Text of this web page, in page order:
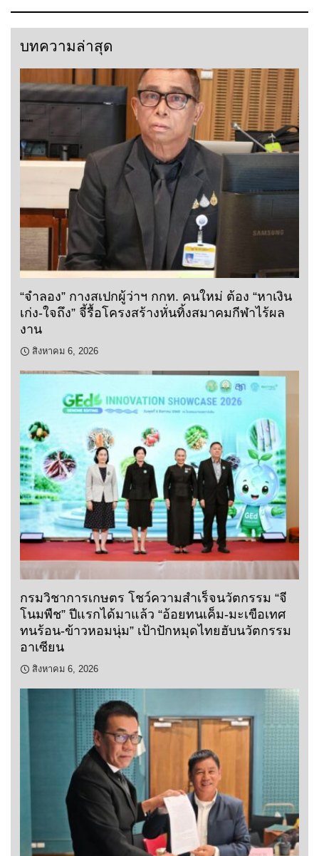
บทความล่าสุด
“จำลอง” กางสเปกผู้ว่าฯ กกท. คนใหม่ ต้อง “หาเงิน
เก่ง-ใจถึง” จี้รื้อโครงสร้างหั่นทิ้งสมาคมกีฬาไร้ผล
งาน
สิงหาคม 6, 2026
กรมวิชาการเกษตร โชว์ความสำเร็จนวัตกรรม “จี
โนมพืช” ปีแรกได้มาแล้ว “อ้อยทนเค็ม-มะเขือเทศ
ทนร้อน-ข้าวหอมนุ่ม” เป้าปักหมุดไทยฮับนวัตกรรม
อาเซียน
สิงหาคม 6, 2026